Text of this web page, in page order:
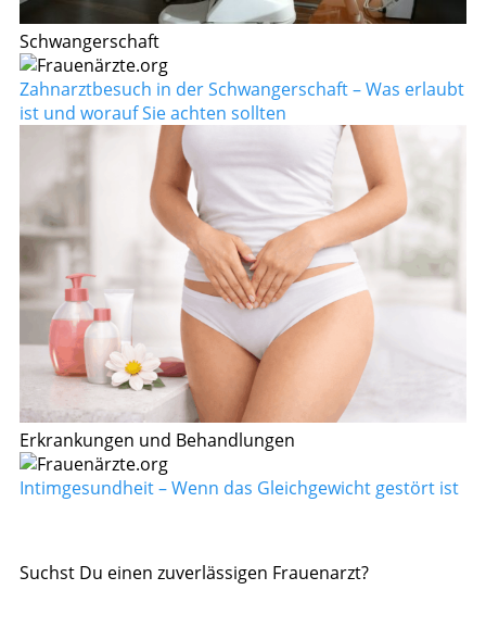
Schwangerschaft
Zahnarztbesuch in der Schwangerschaft – Was erlaubt
ist und worauf Sie achten sollten
Erkrankungen und Behandlungen
Intimgesundheit – Wenn das Gleichgewicht gestört ist
Suchst Du einen zuverlässigen Frauenarzt?